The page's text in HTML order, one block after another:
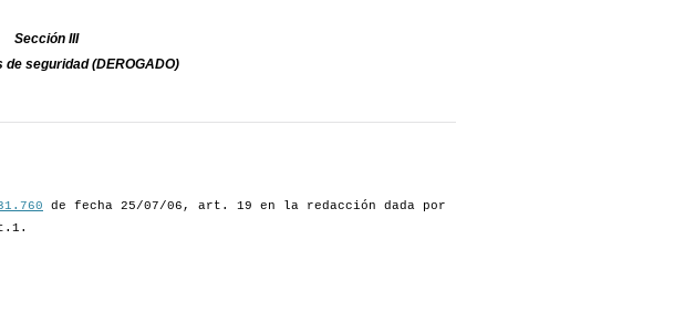
Sección III
seguridad (DEROGADO)
de fecha 25/07/06, art. 19 en la redacción dada por